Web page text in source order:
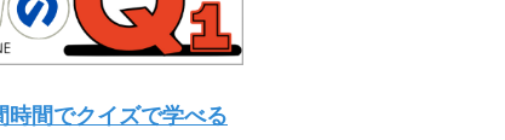
時間でクイズで学べる